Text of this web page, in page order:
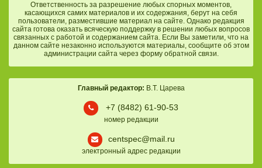
Ответственность за разрешение любых спорных моментов,
касающихся самих материалов и их содержания, берут на себя
пользователи, разместившие материал на сайте. Однако редакция
сайта готова оказать всяческую поддержку в решении любых вопросов
связанных с работой и содержанием сайта. Если Вы заметили, что на
данном сайте незаконно используются материалы, сообщите об этом
администрации сайта через форму обратной связи.
Главный редактор: В.Т. Царева
+7 (8482) 61-90-53
номер редакции
centspec@mail.ru
электронный адрес редакции